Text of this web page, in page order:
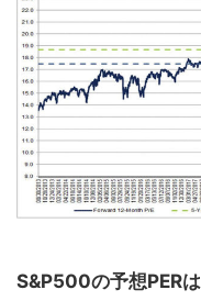
S&P500の予想PERは